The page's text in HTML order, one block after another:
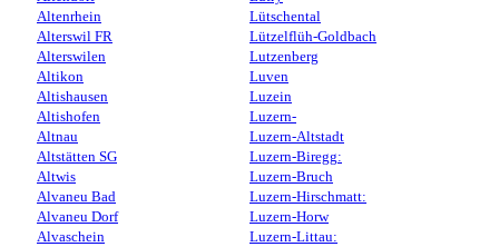
Altenrhein
Alterswil FR
Alterswilen
Altikon
Altishausen
Altishofen
Altnau
Altstätten SG
Altwis
Alvaneu Bad
Alvaneu Dorf
Alvaschein
Lütschental
Lützelflüh-Goldbach
Lutzenberg
Luven
Luzein
Luzern-
Luzern-Altstadt
Luzern-Biregg:
Luzern-Bruch
Luzern-Hirschmatt:
Luzern-Horw
Luzern-Littau: